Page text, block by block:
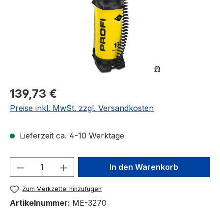
Regulärer Preis:
139,73 €
Preise inkl. MwSt. zzgl. Versandkosten
Lieferzeit ca. 4-10 Werktage
Produkt Anzahl: Gib denIn den Warenkorb
Zum Merkzettel hinzufügen
Artikelnummer: ME-3270